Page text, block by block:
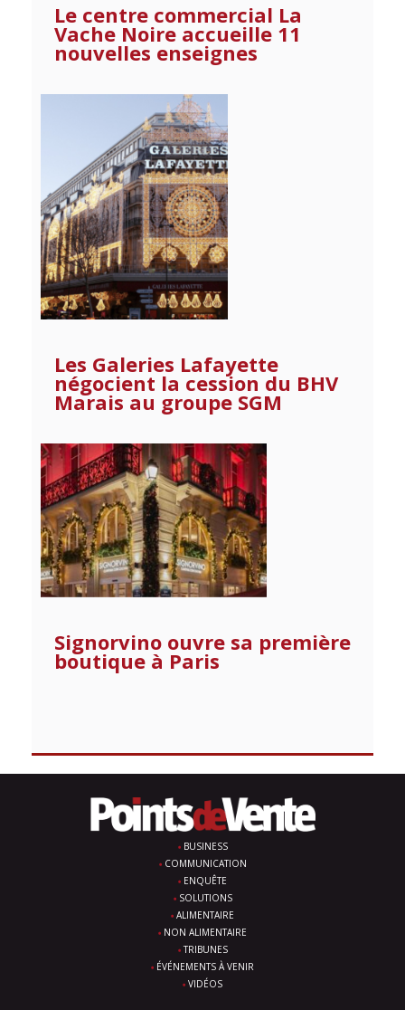
Le centre commercial La
Vache Noire accueille 11
nouvelles enseignes
Les Galeries Lafayette
négocient la cession du BHV
Marais au groupe SGM
Signorvino ouvre sa première
boutique à Paris
BUSINESS
COMMUNICATION
ENQUÊTE
SOLUTIONS
ALIMENTAIRE
NON ALIMENTAIRE
TRIBUNES
ÉVÉNEMENTS À VENIR
VIDÉOS